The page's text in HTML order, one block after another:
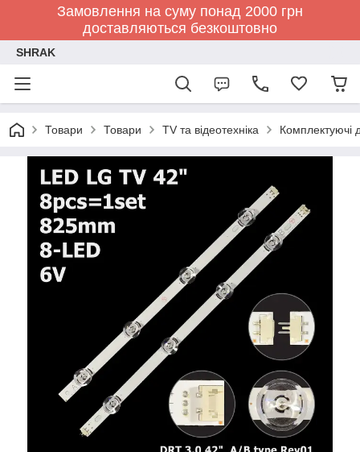
Замовлення на суму понад 2000 грн
доставляються безкоштовно
SHRAK
Товари Товари TV та відеотехніка Комплектуючі